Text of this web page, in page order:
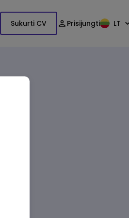
Sukurti CV Prisijungti LT